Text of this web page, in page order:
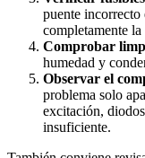
puente incorrecto
completamente
Comprobar
humedad y
Observar el
problema solo
excitación,
insuficiente.